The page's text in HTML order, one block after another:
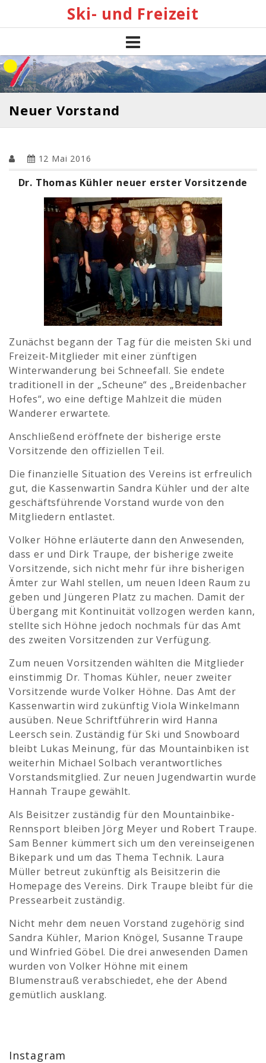
Ski- und Freizeit
Neuer Vorstand
12 Mai 2016
Dr. Thomas Kühler neuer erster Vorsitzende
Zunächst begann der Tag für die meisten Ski und
Freizeit-Mitglieder mit einer zünftigen
Winterwanderung bei Schneefall. Sie endete
traditionell in der „Scheune“ des „Breidenbacher
Hofes“, wo eine deftige Mahlzeit die müden
Wanderer erwartete.
Anschließend eröffnete der bisherige erste
Vorsitzende den offiziellen Teil.
Die finanzielle Situation des Vereins ist erfreulich
gut, die Kassenwartin Sandra Kühler und der alte
geschäftsführende Vorstand wurde von den
Mitgliedern entlastet.
Volker Höhne erläuterte dann den Anwesenden,
dass er und Dirk Traupe, der bisherige zweite
Vorsitzende, sich nicht mehr für ihre bisherigen
Ämter zur Wahl stellen, um neuen Ideen Raum zu
geben und Jüngeren Platz zu machen. Damit der
Übergang mit Kontinuität vollzogen werden kann,
stellte sich Höhne jedoch nochmals für das Amt
des zweiten Vorsitzenden zur Verfügung.
Zum neuen Vorsitzenden wählten die Mitglieder
einstimmig Dr. Thomas Kühler, neuer zweiter
Vorsitzende wurde Volker Höhne. Das Amt der
Kassenwartin wird zukünftig Viola Winkelmann
ausüben. Neue Schriftführerin wird Hanna
Leersch sein. Zuständig für Ski und Snowboard
bleibt Lukas Meinung, für das Mountainbiken ist
weiterhin Michael Solbach verantwortliches
Vorstandsmitglied. Zur neuen Jugendwartin wurde
Hannah Traupe gewählt.
Als Beisitzer zuständig für den Mountainbike-
Rennsport bleiben Jörg Meyer und Robert Traupe.
Sam Benner kümmert sich um den vereinseigenen
Bikepark und um das Thema Technik. Laura
Müller betreut zukünftig als Beisitzerin die
Homepage des Vereins. Dirk Traupe bleibt für die
Pressearbeit zuständig.
Nicht mehr dem neuen Vorstand zugehörig sind
Sandra Kühler, Marion Knögel, Susanne Traupe
und Winfried Göbel. Die drei anwesenden Damen
wurden von Volker Höhne mit einem
Blumenstrauß verabschiedet, ehe der Abend
gemütlich ausklang.
Instagram